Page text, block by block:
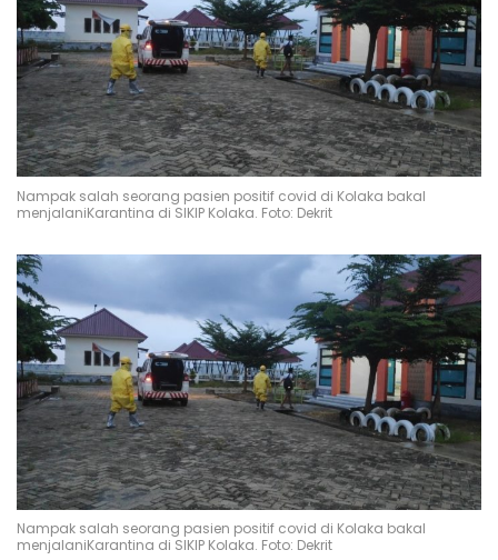
Nampak salah seorang pasien positif covid di Kolaka bakal
menjalaniKarantina di SIKIP Kolaka. Foto: Dekrit
Nampak salah seorang pasien positif covid di Kolaka bakal
menjalaniKarantina di SIKIP Kolaka. Foto: Dekrit